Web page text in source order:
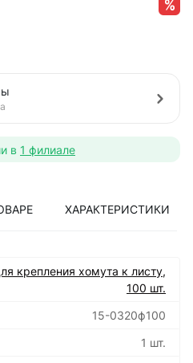
в 1 филиале
ХАРАКТЕРИСТИКИ
крепления хомута к листу,
100 шт.
15-0320ф100
1 шт.